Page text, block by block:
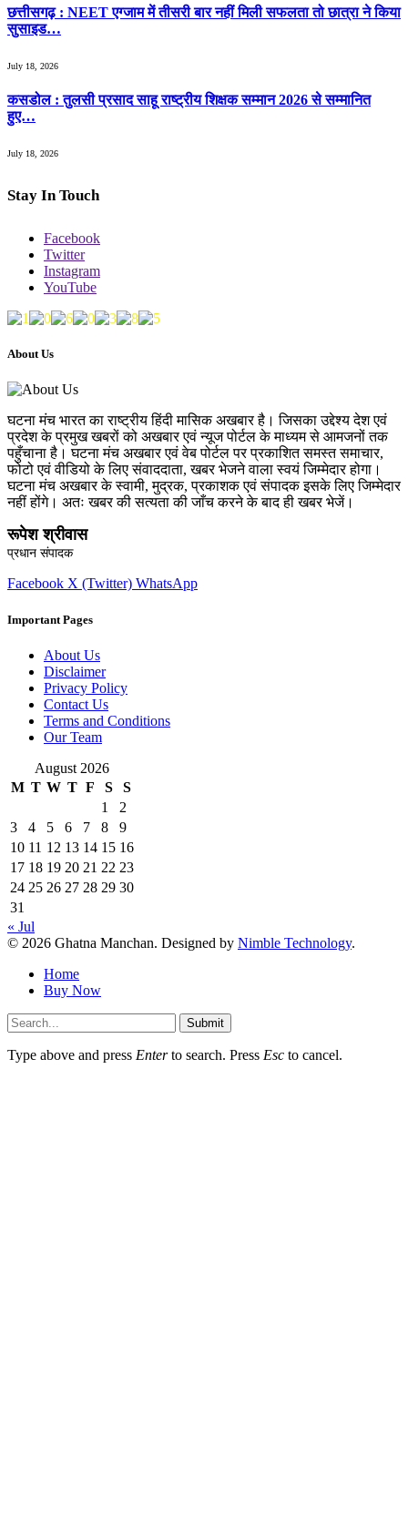
छत्तीसगढ़ : NEET एग्जाम में तीसरी बार नहीं मिली सफलता तो छात्रा ने किया
सुसाइड…
July 18, 2026
कसडोल : तुलसी प्रसाद साहू राष्ट्रीय शिक्षक सम्मान 2026 से सम्मानित
हुए…
July 18, 2026
Stay In Touch
Facebook
Twitter
Instagram
YouTube
About Us
घटना मंच भारत का राष्ट्रीय हिंदी मासिक अखबार है। जिसका उद्देश्य देश एवं
प्रदेश के प्रमुख खबरों को अखबार एवं न्यूज पोर्टल के माध्यम से आमजनों तक
पहुँचाना है। घटना मंच अखबार एवं वेब पोर्टल पर प्रकाशित समस्त समाचार,
फोटो एवं वीडियो के लिए संवाददाता, खबर भेजने वाला स्वयं जिम्मेदार होगा।
घटना मंच अखबार के स्वामी, मुद्रक, प्रकाशक एवं संपादक इसके लिए जिम्मेदार
नहीं होंगे। अतः खबर की सत्यता की जाँच करने के बाद ही खबर भेजें।
रूपेश श्रीवास
प्रधान संपादक
Facebook X (Twitter) WhatsApp
Important Pages
About Us
Disclaimer
Privacy Policy
Contact Us
Terms and Conditions
Our Team
August 2026
M T W T F S
S
1
2
3
4 5 6 7 8
9
10 11 12 13 14 15 16
17 18 19 20 21 22 23
24 25 26 27 28 29 30
31
« Jul
© 2026 Ghatna Manchan. Designed by Nimble Technology.
Home
Buy Now
Submit
Type above and press Enterto search. Press Esc to cancel.